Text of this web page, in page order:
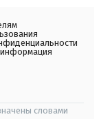
информация
словами